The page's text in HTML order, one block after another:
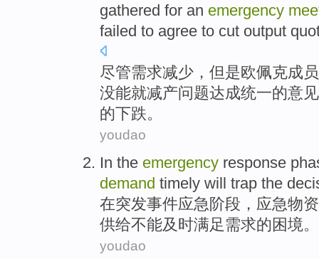
gathered for an emergency
failed to agree to cut output
尽管需求减少 ，但是欧佩克成
没能就减产问题达成统一的意
的下跌。
youdao
In the emergency response
demand timely will trap the
在突发事件应急 阶段 ，应急物
供给不能及时满足需求的 困境。
youdao